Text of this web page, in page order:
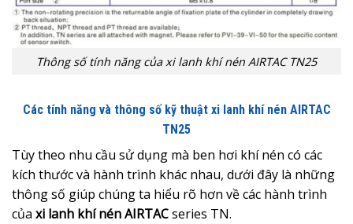
Thông số tính năng của xi lanh khí nén AIRTAC TN25
Các tính năng và thông số kỹ thuật xi lanh khí nén AIRTAC
TN25
Tùy theo nhu cầu sử dụng mà ben hơi khí nén có các
kích thước và hành trình khác nhau, dưới đây là những
thông số giúp chúng ta hiểu rõ hơn về các hành trình
của xi lanh khí nén AIRTACseries TN.